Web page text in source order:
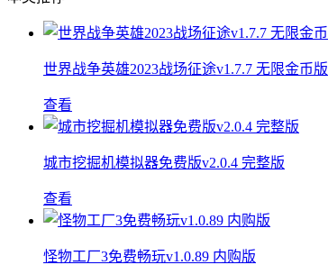
世界战争英雄2023战场征途v1.7.7 无限金币版
查看
城市挖掘机模拟器免费版v2.0.4 完整版
查看
怪物工厂3免费畅玩v1.0.89 内购版